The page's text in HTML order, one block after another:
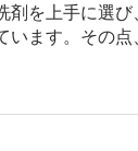
を上手に選
ます。その